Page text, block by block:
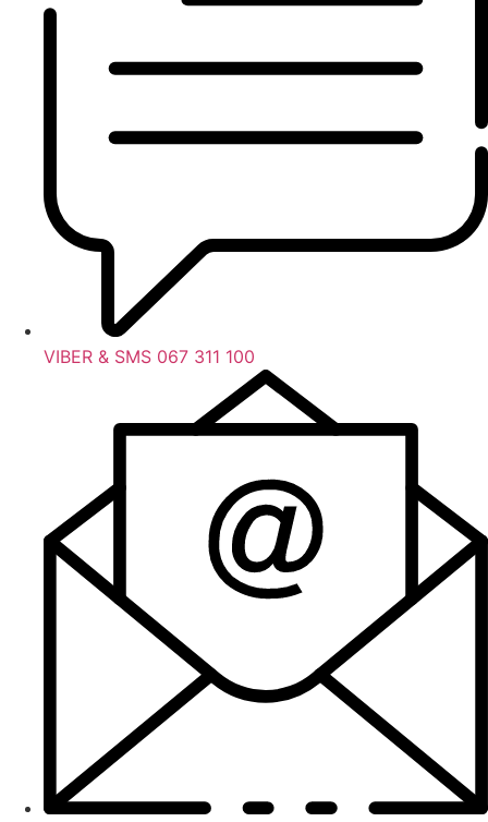
VIBER & SMS 067 311 100